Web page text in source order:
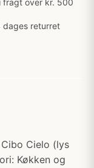
dages returret
Cielo (lys
Køkken og